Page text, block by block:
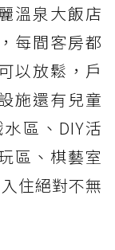
溫泉大飯店
每間客房都
以放鬆，戶
施還有兒童
區、DIY活
區、棋藝室
住絕對不無